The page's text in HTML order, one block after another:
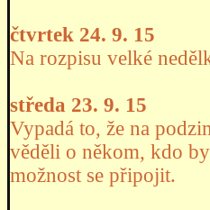
čtvrtek 24. 9. 15
Na rozpisu velké
středa 23. 9. 15
Vypadá to, že na
věděli o někom, kdo
možnost se připojit.